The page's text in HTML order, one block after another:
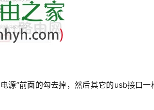
源”前面的勾去掉，然后其它的usb接口一